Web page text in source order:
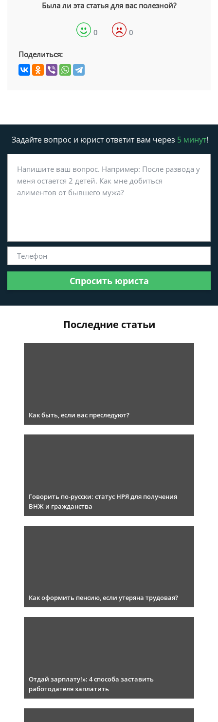
Была ли эта статья для вас полезной?
0 0
Поделиться:
Задайте вопрос и юрист ответит вам через 5 минут!
Спросить юриста
Последние статьи
Как быть, если вас преследуют?
Говорить по-русски: статус НРЯ для получения
ВНЖ и гражданства
Как оформить пенсию, если утеряна трудовая?
Отдай зарплату!»: 4 способа заставить
работодателя заплатить